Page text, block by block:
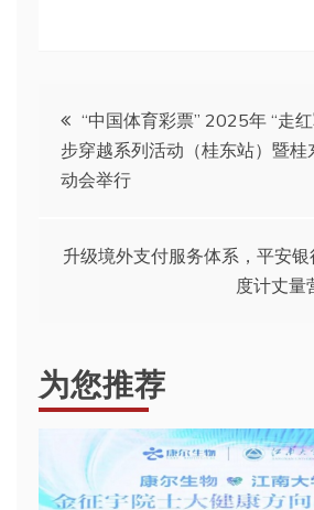
文
章
“中国体育彩票” 2025年 “走
步穿越系列活动（桂东站）暨桂
动会举行
升级境外支付服务体系，平安
度计丈量
为您推荐